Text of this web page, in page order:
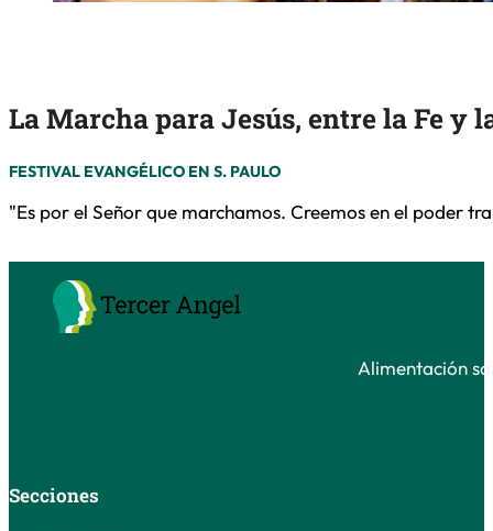
La Marcha para Jesús, entre la Fe y
FESTIVAL EVANGÉLICO EN S. PAULO
"Es por el Señor que marchamos. Creemos en el poder
Alimentación
Secciones